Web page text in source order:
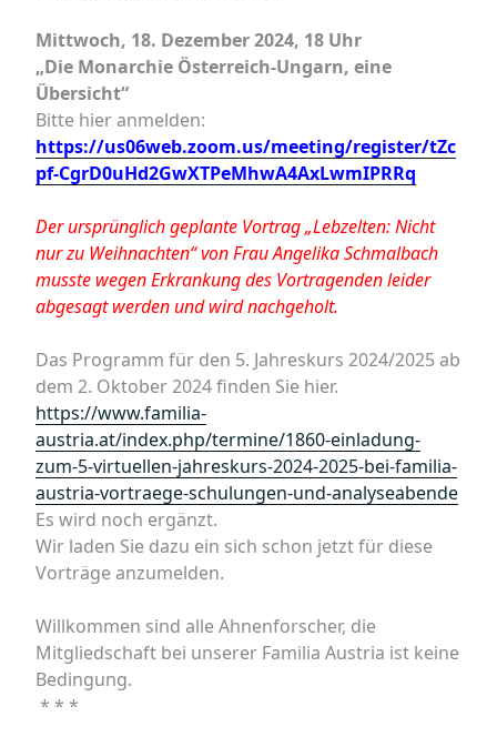
Mittwoch, 18. Dezember 2024, 18 Uhr
„Die Monarchie Österreich-Ungarn, eine
Übersicht“
Bitte hier anmelden:
https://us06web.zoom.us/meeting/register/tZc
pf-CgrD0uHd2GwXTPeMhwA4AxLwmIPRRq
Der ursprünglich geplante Vortrag „Lebzelten: Nicht
nur zu Weihnachten“ von Frau Angelika Schmalbach
musste wegen Erkrankung des Vortragenden leider
abgesagt werden und wird nachgeholt.
Das Programm für den 5. Jahreskurs 2024/2025 ab
dem 2. Oktober 2024 finden Sie hier.
https://www.familia-
austria.at/index.php/termine/1860-einladung-
zum-5-virtuellen-jahreskurs-2024-2025-bei-familia-
austria-vortraege-schulungen-und-analyseabende
Es wird noch ergänzt.
Wir laden Sie dazu ein sich schon jetzt für diese
Vorträge anzumelden.
Willkommen sind alle Ahnenforscher, die
Mitgliedschaft bei unserer Familia Austria ist keine
Bedingung.
* * *